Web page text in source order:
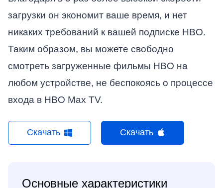
загрузки он экономит ваше время, и нет
никаких требований к вашей подписке HBO.
Таким образом, вы можете свободно
смотреть загруженные фильмы HBO на
любом устройстве, не беспокоясь о процессе
входа в HBO Max TV.
Скачать Скачать
Основные характеристики